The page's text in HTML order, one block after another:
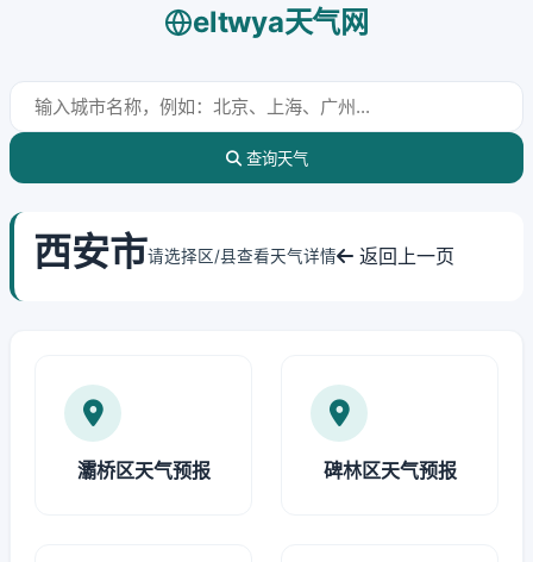
eltwya天气网
查询天气
西安市请选择区/县查看天气详情 返回上一页
灞桥区天气预报 碑林区天气预报